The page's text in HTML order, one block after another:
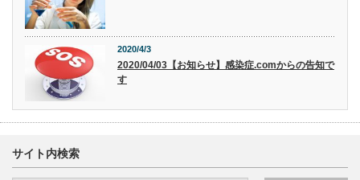
2020/4/3
2020/04/03【お知らせ】感染症.comからの告知で
す
サイト内検索